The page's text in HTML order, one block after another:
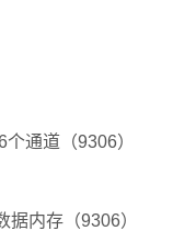
通道（9306）
内存（9306）